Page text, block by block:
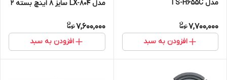
مدل TS-H655C
7,700,000
افزودن به سبد
مدل LX-804 سایز 8 اینچ بسته 2
7,600,000
افزودن به سبد